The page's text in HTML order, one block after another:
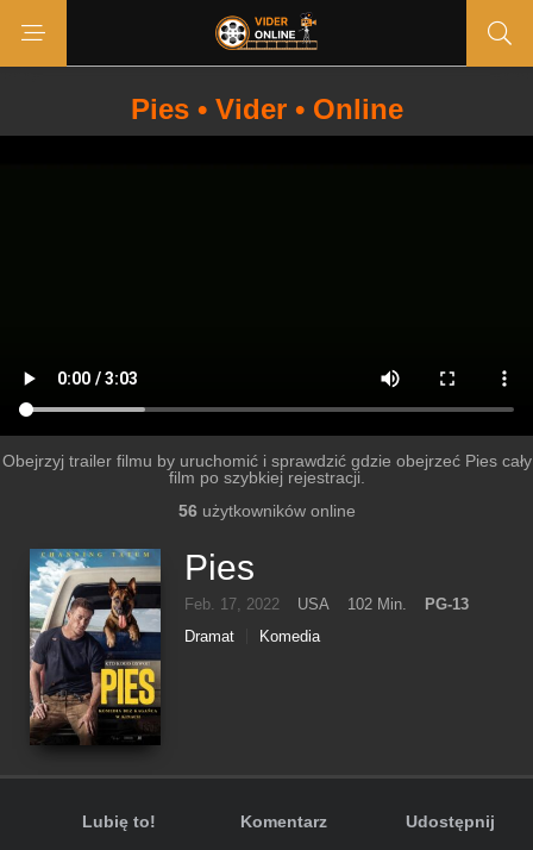
Pies • Vider • Online
Obejrzyj trailer filmu by uruchomić i sprawdzić gdzie obejrzeć Pies cały
film po szybkiej rejestracji.
56użytkowników online
Pies
Feb. 17, 2022 USA 102 Min.
PG-13
Dramat
Komedia
Lubię to! Komentarz Udostępnij